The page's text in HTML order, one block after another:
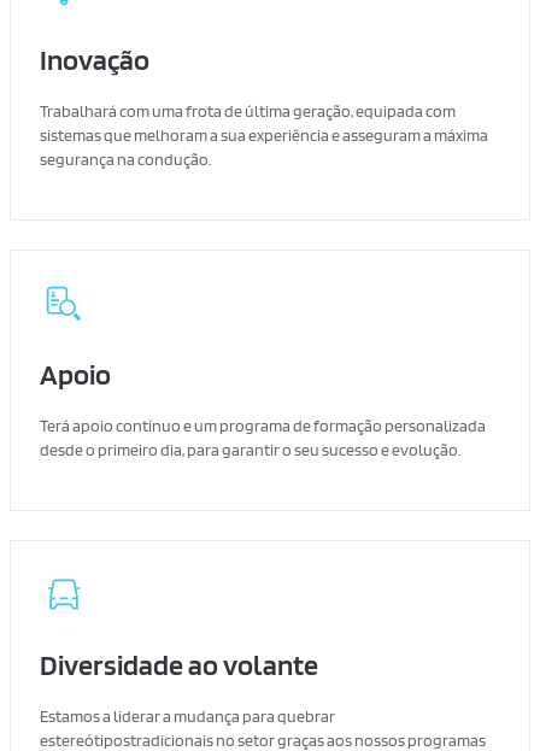
Inovação
Trabalhará com uma frota de última geração, equipada com
sistemas que melhoram a sua experiência e asseguram a máxima
segurança na condução.
Apoio
Terá apoio contínuo e um programa de formação personalizada
desde o primeiro dia, para garantir o seu sucesso e evolução.
Diversidade ao volante
Estamos a liderar a mudança para quebrar
estereótipostradicionais no setor graças aos nossos programas